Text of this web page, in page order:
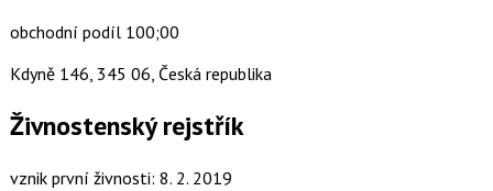
obchodní podíl 100;00
Kdyně 146, 345 06, Česká republika
Živnostenský rejstřík
vznik první živnosti: 8. 2. 2019